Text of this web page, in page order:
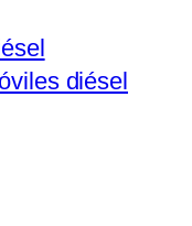
diésel